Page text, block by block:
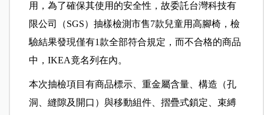
用，為了確保其使用的安全性，故委託台灣科技有
限公司（SGS）抽樣檢測市售7款兒童用高腳椅，檢
驗結果發現僅有1款全部符合規定，而不合格的商品
中，IKEA竟名列在內。
本次抽檢項目有商品標示、重金屬含量、構造（孔
洞、縫隙及開口）與移動組件、摺疊式鎖定、束縛